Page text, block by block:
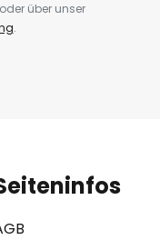
über unser
.